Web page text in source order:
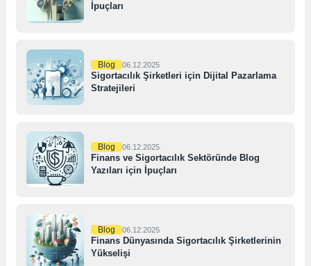
İpuçları
Blog 06.12.2025
Sigortacılık Şirketleri için Dijital Pazarlama
Stratejileri
Blog 06.12.2025
Finans ve Sigortacılık Sektöründe Blog
Yazıları için İpuçları
Blog 06.12.2025
Finans Dünyasında Sigortacılık Şirketlerinin
Yükselişi